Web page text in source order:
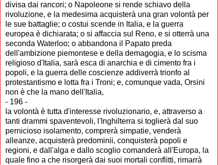
divisa dai rancori; o Napoleone si rende schiavo della
rivoluzione, e la medesima acquisterà una gran volontà per
le sue battaglie; o costui scende in Italia, e la guerra
europea è dichiarata; o si affaccia sul Reno, e si otterrà una
seconda Waterloo; o abbandona il Papato preda
dell'ambizione piemontese e della demagogia, e lo scisma
religioso d'Italia, sarà esca di anarchia e di cimento fra i
popoli, e la guerra delle coscienze addiverrà trionfo al
protestantismo e lotta fra i Troni; e, comunque vada, Orsini
non è che la mano dell'Italia,
- 196 -
la volontà è tutta d'interesse rivoluzionario, e, attraverso a
tanti drammi spaventevoli, l'Inghilterra si toglierà dal suo
pernicioso isolamento, comprerà simpatie, venderà
alleanze, acquisterà predominii, conquisterà popoli e
regioni, e dall'alga e dallo scoglio comanderà all'Europa, la
quale fino a che risorgerà dai suoi mortali conflitti, rimarrà